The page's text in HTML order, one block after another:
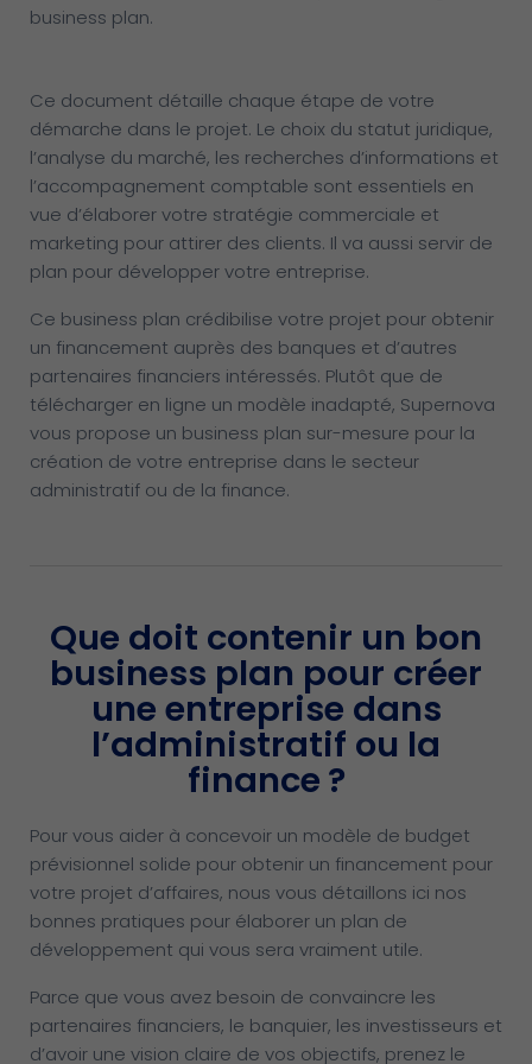
business plan.
Ce document détaille chaque étape de votre
démarche dans le projet. Le choix du statut juridique,
l’analyse du marché, les recherches d’informations et
l’accompagnement comptable sont essentiels en
vue d’élaborer votre stratégie commerciale et
marketing pour attirer des clients. Il va aussi servir de
plan pour développer votre entreprise.
Ce business plan crédibilise votre projet pour obtenir
un financement auprès des banques et d’autres
partenaires financiers intéressés. Plutôt que de
télécharger en ligne un modèle inadapté, Supernova
vous propose un business plan sur-mesure pour la
création de votre entreprise dans le secteur
administratif ou de la finance.
Que doit contenir un bon
business plan pour créer
une entreprise dans
l’administratif ou la
finance ?
Pour vous aider à concevoir un modèle de budget
prévisionnel solide pour obtenir un financement pour
votre projet d’affaires, nous vous détaillons ici nos
bonnes pratiques pour élaborer un plan de
développement qui vous sera vraiment utile.
Parce que vous avez besoin de convaincre les
partenaires financiers, le banquier, les investisseurs et
d’avoir une vision claire de vos objectifs, prenez le